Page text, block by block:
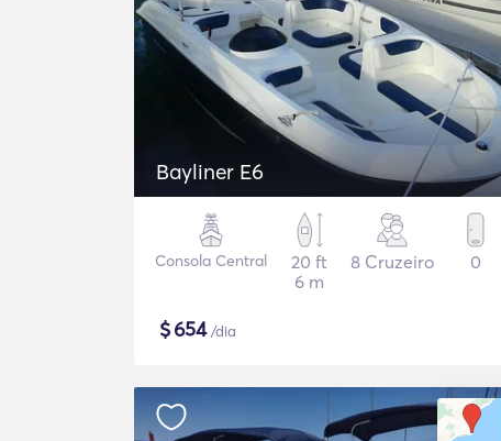
Bayliner E6
Consola Central
20 ft
6 m
8 Cruzeiro 0
$654/dia